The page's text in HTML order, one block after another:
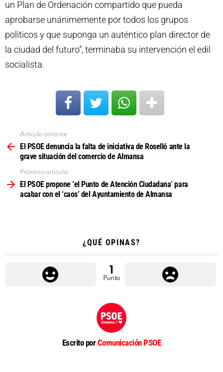
un Plan de Ordenación compartido que pueda
aprobarse unánimemente por todos los grupos
políticos y que suponga un auténtico plan director de
la ciudad del futuro”, terminaba su intervención el edil
socialista.
más
Artículo anterior
El PSOE denuncia la falta de iniciativa de Roselló ante la
grave situación del comercio de Almansa
Próximo artículo
El PSOE propone ‘el Punto de Atención Ciudadana’ para
acabar con el ‘caos’ del Ayuntamiento de Almansa
¿QUÉ OPINAS?
1
Punto
Escrito porComunicación PSOE